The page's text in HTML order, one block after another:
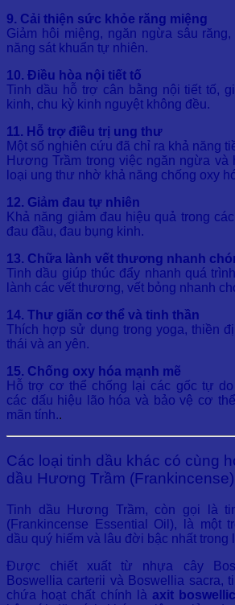
9. Cải thiện sức khỏe răng miệng
Giảm hôi miệng, ngăn ngừa sâu
năng sát khuẩn tự nhiên.
10. Điều hòa nội tiết tố
Tinh dầu hỗ trợ cân bằng nội tiết tố,
kinh, chu kỳ kinh nguyệt không đều.
11. Hỗ trợ điều trị ung thư
Một số nghiên cứu đã chỉ ra khả năng
Hương Trầm trong việc ngăn ngừa và
loại ung thư nhờ khả năng chống oxy
12. Giảm đau tự nhiên
Khả năng giảm đau hiệu quả trong
đau đầu, đau bụng kinh.
13. Chữa lành vết thương nhanh
Tinh dầu giúp thúc đẩy nhanh quá
lành các vết thương, vết bỏng nhanh
14. Thư giãn cơ thể và tinh thần
Thích hợp sử dụng trong yoga, thiền
thái và an yên.
15. Chống oxy hóa mạnh mẽ
Hỗ trợ cơ thể chống lại các gốc tự
các dấu hiệu lão hóa và bảo vệ cơ
mãn tính..
Các loại tinh dầu khác có cùng
dầu Hương Trầm (Frankincense)
Tinh dầu Hương Trầm, còn gọi là
(Frankincense Essential Oil), là một
dầu quý hiếm và lâu đời bậc nhất trong
Được chiết xuất từ nhựa cây
Boswellia carterii và Boswellia sacra,
chứa hoạt chất chính là axit boswellic